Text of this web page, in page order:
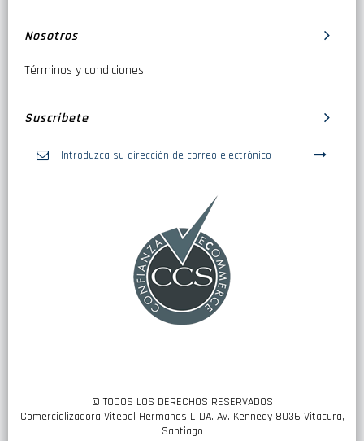
Nosotros
Términos y condiciones
Suscribete
© TODOS LOS DERECHOS RESERVADOS
Comercializadora Vitepal Hermanos LTDA. Av. Kennedy 8036 Vitacura,
Santiago